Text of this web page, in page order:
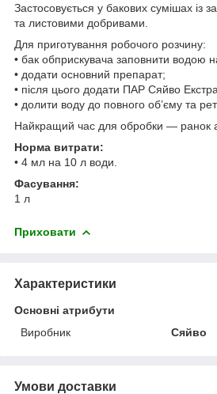
Застосовується у бакових сумішах із
та листовими добривами.
Для приготування робочого розчину:
• бак обприскувача заповнити водою
• додати основний препарат;
• після цього додати ПАР Сяйво
• долити воду до повного об’єму та
Найкращий час для обробки — ранок
Норма витрати:
• 4 мл на 10 л води.
Фасування:
1 л
Приховати
Характеристики
Основні атрибути
Виробник
Сяйво
Умови доставки